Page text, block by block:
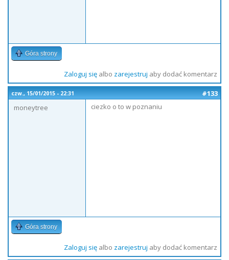
Góra strony
Zaloguj sięalbo zarejestruj aby dodać komentarz
czw., 15/01/2015 - 22:31
#133
moneytree
ciezko o to w poznaniu
Góra strony
Zaloguj sięalbo zarejestruj aby dodać komentarz